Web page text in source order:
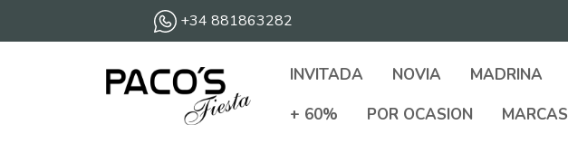
+34 881863282
INVITADA NOVIA MADRINA
+ 60%
POR OCASION MARCAS